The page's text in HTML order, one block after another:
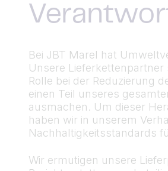
Bei JBT Marel hat
Unsere
Rolle bei der Reduzierung
einen Teil unseres
ausmachen. Um dieser
haben wir in unserem
Nachhaltigkeitsstandards
Wir ermutigen unsere